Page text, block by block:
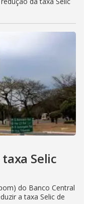
Selic
do Banco Central
a taxa Selic de